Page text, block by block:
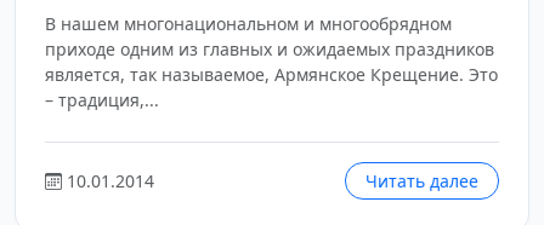
В нашем многонациональном и многообрядном
приходе одним из главных и ожидаемых праздников
является, так называемое, Армянское Крещение. Это
– традиция,...
10.01.2014 Читать далее